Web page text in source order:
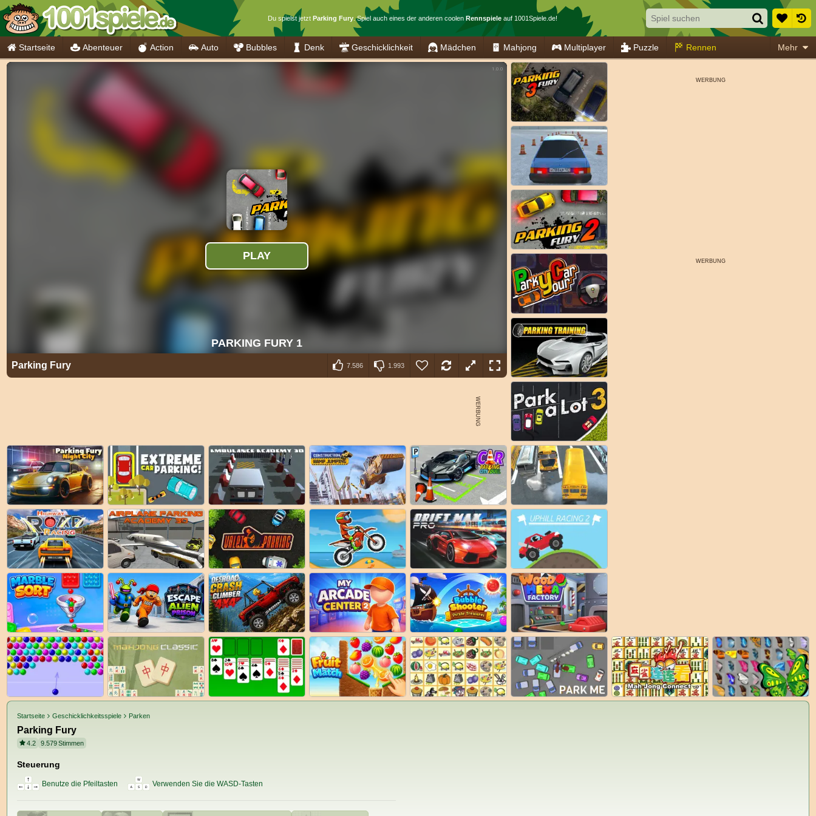
Du spielst jetzt Parking Fury . Spiel auch eines der anderen coolen Rennspiele auf 1001Spiele.de!
Startseite Abenteuer Action Auto Bubbles Denk Geschicklichkeit Mädchen Mahjong Multiplayer Puzzle Rennen Mehr
Parking Fury 7.586 1.993
Startseite Geschicklichkeitsspiele Parken
Parking Fury
4.2 9.579Stimmen
Steuerung
Benutze die Pfeiltasten Verwenden Sie die WASD-Tasten